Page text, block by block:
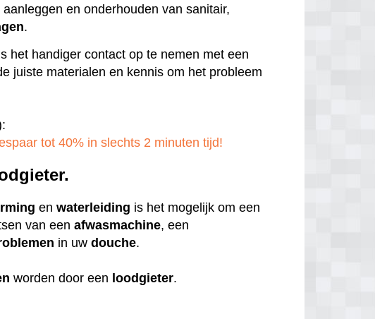
en onderhouden van sanitair,
.
het handiger contact op te nemen met een
juiste materialen en kennis om het probleem
tot 40% in slechts 2 minuten tijd!
enwaterleiding is het mogelijk om een
van eenafwasmachine, een
in uwdouche.
worden door een loodgieter.